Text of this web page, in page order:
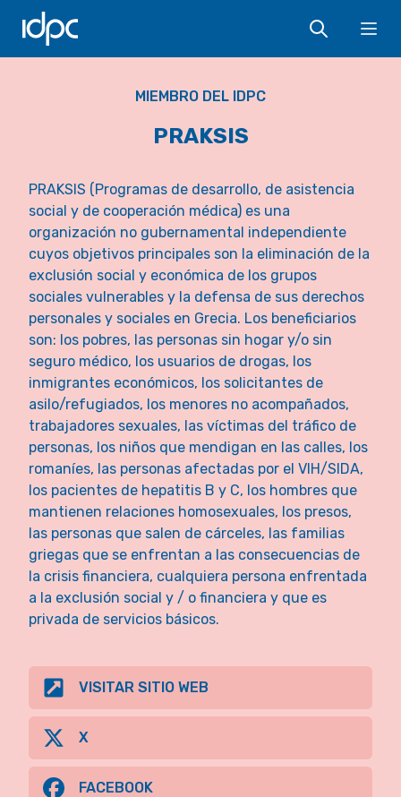
IDPC
MIEMBRO DEL IDPC
PRAKSIS
PRAKSIS (Programas de desarrollo, de asistencia
social y de cooperación médica) es una
organización no gubernamental independiente
cuyos objetivos principales son la eliminación de la
exclusión social y económica de los grupos
sociales vulnerables y la defensa de sus derechos
personales y sociales en Grecia. Los beneficiarios
son: los pobres, las personas sin hogar y/o sin
seguro médico, los usuarios de drogas, los
inmigrantes económicos, los solicitantes de
asilo/refugiados, los menores no acompañados,
trabajadores sexuales, las víctimas del tráfico de
personas, los niños que mendigan en las calles, los
romaníes, las personas afectadas por el VIH/SIDA,
los pacientes de hepatitis B y C, los hombres que
mantienen relaciones homosexuales, los presos,
las personas que salen de cárceles, las familias
griegas que se enfrentan a las consecuencias de
la crisis financiera, cualquiera persona enfrentada
a la exclusión social y / o financiera y que es
privada de servicios básicos.
VISITAR SITIO WEB
X
FACEBOOK